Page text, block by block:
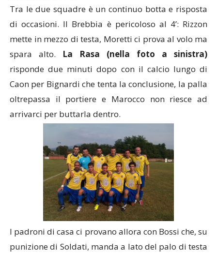
Tra le due squadre è un continuo botta e risposta
di occasioni. Il Brebbia è pericoloso al 4’: Rizzon
mette in mezzo di testa, Moretti ci prova al volo ma
spara alto. La Rasa (nella foto a sinistra)
risponde due minuti dopo con il calcio lungo di
Caon per Bignardi che tenta la conclusione, la palla
oltrepassa il portiere e Marocco non riesce ad
arrivarci per buttarla dentro.
I padroni di casa ci provano allora con Bossi che, su
punizione di Soldati, manda a lato del palo di testa